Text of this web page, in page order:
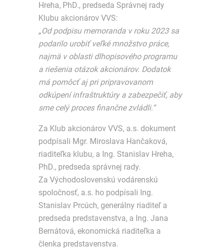
Hreha, PhD., predseda Správnej rady
Klubu akcionárov VVS:
„Od podpisu memoranda v roku 2023 sa
podarilo urobiť veľké množstvo práce,
najmä v oblasti dlhopisového programu
a riešenia otázok akcionárov. Dodatok
má pomôcť aj pri pripravovanom
odkúpení infraštruktúry a zabezpečiť, aby
sme celý proces finančne zvládli.“
Za Klub akcionárov VVS, a.s. dokument
podpísali Mgr. Miroslava Hančaková,
riaditeľka klubu, a Ing. Stanislav Hreha,
PhD., predseda správnej rady.
Za Východoslovenskú vodárenskú
spoločnosť, a.s. ho podpísali Ing.
Stanislav Prcúch, generálny riaditeľ a
predseda predstavenstva, a Ing. Jana
Bernátová, ekonomická riaditeľka a
členka predstavenstva.